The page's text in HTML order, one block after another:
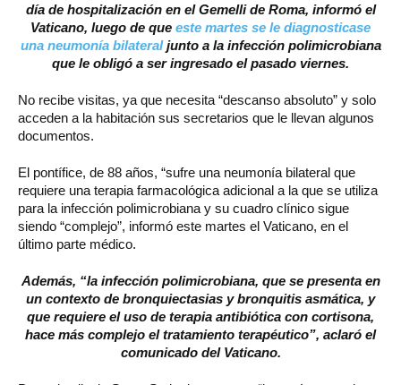
día de hospitalización en el Gemelli de Roma, informó el
Vaticano, luego de que este martes se le diagnosticase
una neumonía bilateraljunto a la infección polimicrobiana
que le obligó a ser ingresado el pasado viernes.
No recibe visitas, ya que necesita “descanso absoluto” y solo
acceden a la habitación sus secretarios que le llevan algunos
documentos.
El pontífice, de 88 años, “sufre una neumonía bilateral que
requiere una terapia farmacológica adicional a la que se utiliza
para la infección polimicrobiana y su cuadro clínico sigue
siendo “complejo”, informó este martes el Vaticano, en el
último parte médico.
Además, “la infección polimicrobiana, que se presenta en
un contexto de bronquiectasias y bronquitis asmática, y
que requiere el uso de terapia antibiótica con cortisona,
hace más complejo el tratamiento terapéutico”, aclaró el
comunicado del Vaticano.